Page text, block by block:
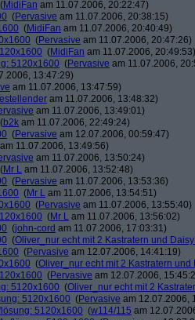
(MidiFan am 11.07.2006, 20:22:47)
(Pervasive am 11.07.2006, 20:38:15)
(MidiFan am 11.07.2006, 20:40:49)
(Pervasive am 11.07.2006, 20:47:26)
(MidiFan am 11.07.2006, 20:49:53)
5120x1600 (Pervasive am 11.07.2006,
13:47:29)
am 11.07.2006, 13:47:59)
am 11.07.2006, 13:48:32)
am 11.07.2006, 13:49:01)
(b2k am 11.07.2006, 22:49:24)
(Pervasive am 12.07.2006, 00:59:47)
am 11.07.2006, 13:49:56)
am 11.07.2006, 13:50:24)
(Mr L am 11.07.2006, 13:52:48)
(Pervasive am 11.07.2006, 13:53:36)
(Mr L am 11.07.2006, 13:54:51)
(Pervasive am 11.07.2006, 13:55:40)
(Mr L am 11.07.2006, 13:56:02)
(john-cord am 11.07.2006, 17:03:31)
(Oliver_nur echt mit 2 Kastratern und Daisy!
(Pervasive am 12.07.2006, 14:41:19)
(Oliver_nur echt mit 2 Kastratern und
(Pervasive am 12.07.2006,
5120x1600 (Oliver_nur echt mit 2
5120x1600 (Pervasive am 12.07.2006,
5120x1600 (w114/115 am